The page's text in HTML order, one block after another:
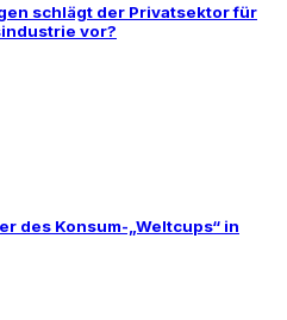
schlägt der Privatsektor für
vor?
des Konsum-„Weltcups“ in